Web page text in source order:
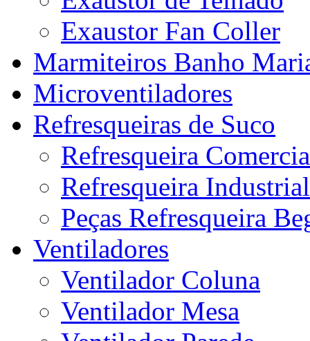
Exaustor Fan Coller
Marmiteiros Banho
Microventiladores
Refresqueiras de Suco
Refresqueira
Refresqueira Industrial
Peças Refresqueira
Ventiladores
Ventilador Coluna
Ventilador Mesa